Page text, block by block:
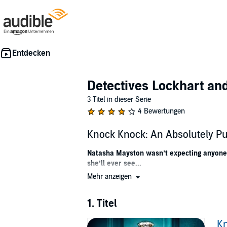
Detectives Lockhart
3 Titel in dieser Serie
4 Bewertungen
Knock Knock: An Absolutely
Natasha Mayston wasn’t expecting
she’ll ever see...
As Detective Dan Lockhart is called to a
death. He knows Natasha isn’t the killer’s
Months earlier, Kim Hardy was found in the
Mehr anzeigen
1. Titel